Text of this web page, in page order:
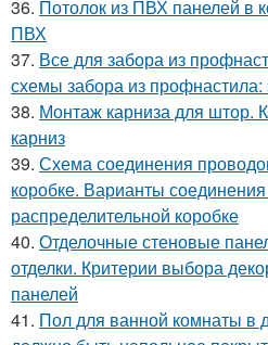
36. Потолок из ПВХ панелей в
ПВХ
37. Все для забора из
схемы забора из профнастила:
38. Монтаж карниза для штор.
карниз
39. Схема соединения
коробке. Варианты
распределительной коробке
40. Отделочные стеновые
отделки. Критерии выбора
панелей
41. Пол для ванной комнаты в